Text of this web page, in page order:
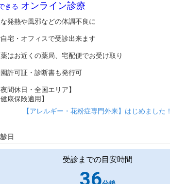
きる オンライン診療
発熱や風邪などの体調不良に
自宅・オフィスで受診出来ます
はお近くの薬局、宅配便でお受け取り
許可証・診断書も発行可
夜間休日・全国エリア】
健康保険適用】
【アレルギー・花粉症専門外来】はじめました！
日
受診までの目安時間